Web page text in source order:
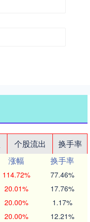
个股流出
换手率
涨幅
换手率
114.72% 77.46%
20.01% 17.76%
20.00% 1.17%
20.00% 12.21%